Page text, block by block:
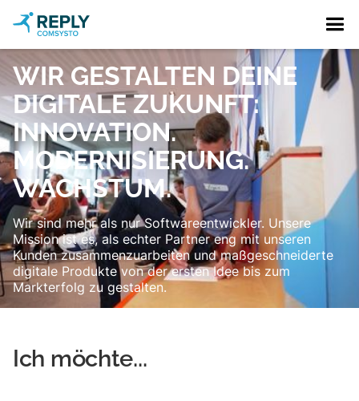
WIR GESTALTEN DEINE
DIGITALE ZUKUNFT:
INNOVATION.
MODERNISIERUNG.
WACHSTUM.
Wir sind mehr als nur Softwareentwickler. Unsere
Mission ist es, als echter Partner eng mit unseren
Kunden zusammenzuarbeiten und maßgeschneiderte
digitale Produkte von der ersten Idee bis zum
Markterfolg zu gestalten.
Ich möchte...